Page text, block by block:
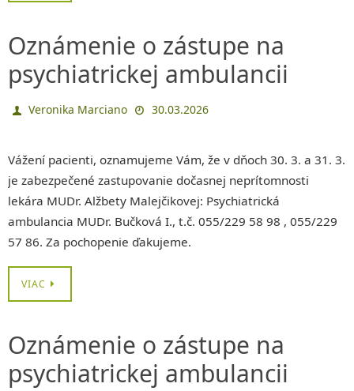
Oznámenie o zástupe na
psychiatrickej ambulancii
Veronika Marciano 30.03.2026
Vážení pacienti, oznamujeme Vám, že v dňoch 30. 3. a 31. 3.
je zabezpečené zastupovanie dočasnej neprítomnosti
lekára MUDr. Alžbety Malejčikovej: Psychiatrická
ambulancia MUDr. Bučková I., t.č. 055/229 58 98 , 055/229
57 86. Za pochopenie ďakujeme.
VIAC
Oznámenie o zástupe na
psychiatrickej ambulancii